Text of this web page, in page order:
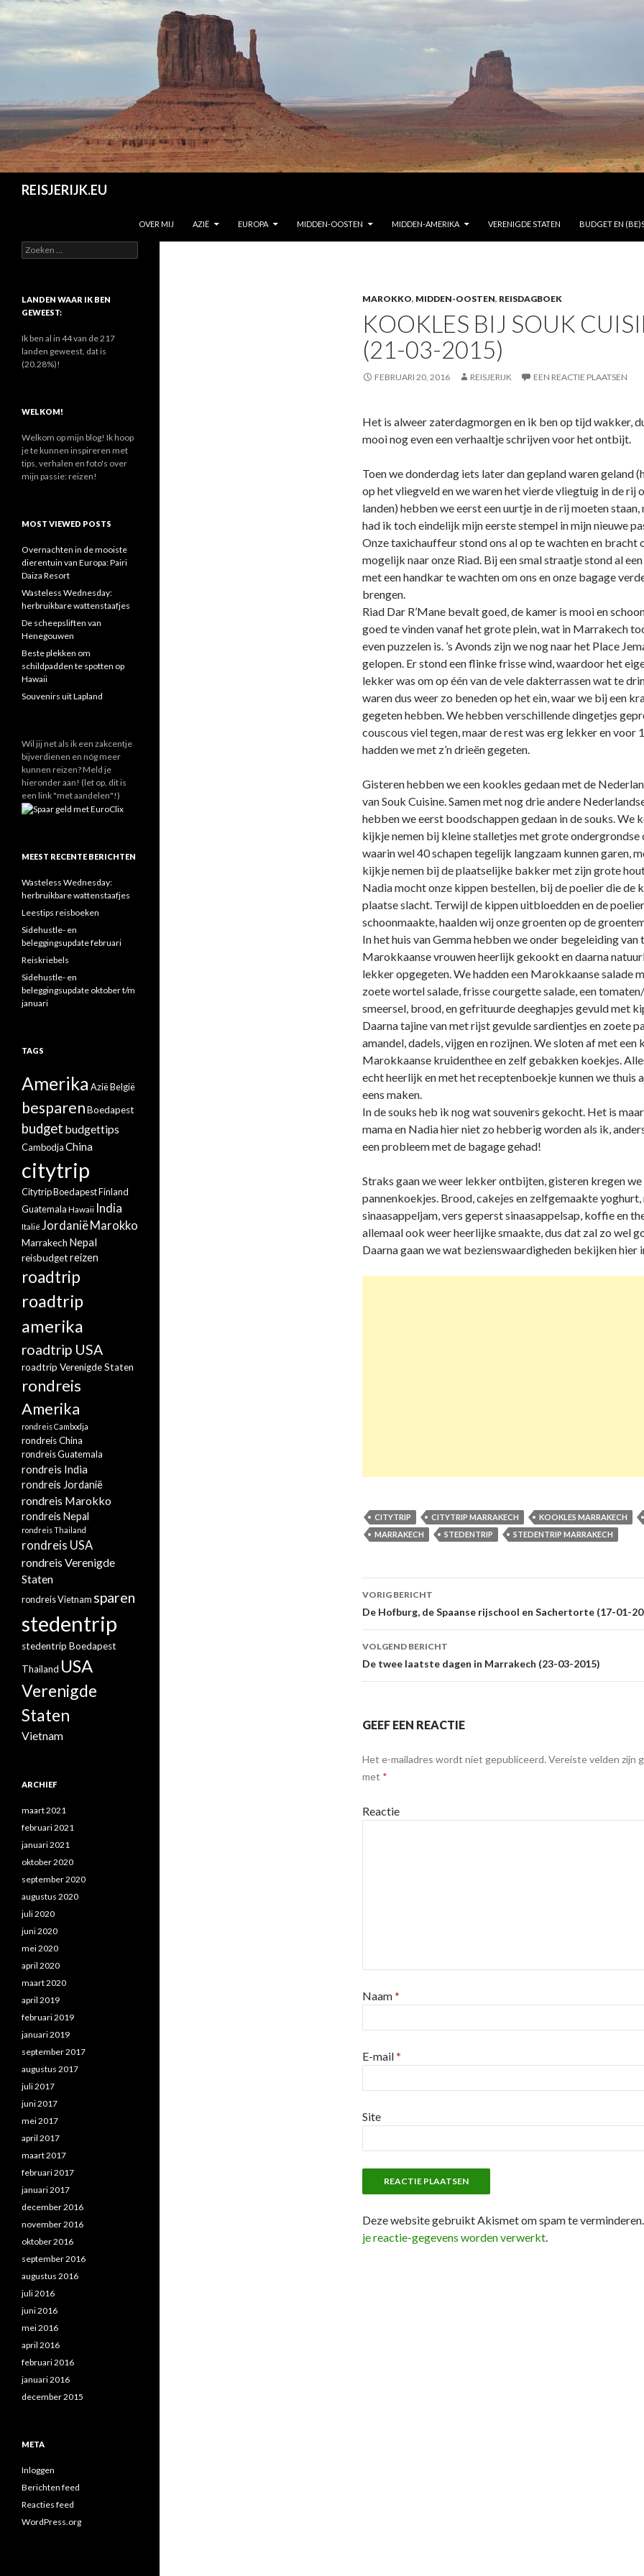
REISJERIJK.EU
OVER MIJ
AZIË EUROPA MIDDEN-OOSTEN MIDDEN-AMERIKA VERENIGDE STATEN BUDGET EN
MAROKKO, MIDDEN-OOSTEN, REISDAGBOEK
KOOKLES BIJ SOUK
(21-03-2015)
FEBRUARI 20, 2016 REISJERIJK EEN REACTIE PLAATSEN
Het is alweer zaterdagmorgen en ik ben op tijd wakker,
mooi nog even een verhaaltje schrijven voor het ontbijt.
Toen we donderdag iets later dan gepland waren geland
op het vliegveld en we waren het vierde vliegtuig in de rij
landen) hebben we eerst een uurtje in de rij moeten staan,
had ik toch eindelijk mijn eerste stempel in mijn nieuwe
Onze taxichauffeur stond ons al op te wachten en bracht
mogelijk naar onze Riad. Bij een smal straatje stond al
met een handkar te wachten om ons en onze bagage
brengen.
Riad Dar R’Mane bevalt goed, de kamer is mooi en
goed te vinden vanaf het grote plein, wat in Marrakech
even puzzelen is. ’s Avonds zijn we nog naar het Place
gelopen. Er stond een flinke frisse wind, waardoor het
lekker was om op één van de vele dakterrassen wat te
waren dus weer zo beneden op het ein, waar we bij een
gegeten hebben. We hebben verschillende dingetjes
couscous viel tegen, maar de rest was erg lekker en voor
hadden we met z’n drieën gegeten.
Gisteren hebben we een kookles gedaan met de
van Souk Cuisine. Samen met nog drie andere
hebben we eerst boodschappen gedaan in de souks. We
kijkje nemen bij kleine stalletjes met grote ondergrondse
waarin wel 40 schapen tegelijk langzaam kunnen garen,
kijkje nemen bij de plaatselijke bakker met zijn grote
Nadia mocht onze kippen bestellen, bij de poelier die de
plaatse slacht. Terwijl de kippen uitbloedden en de
schoonmaakte, haalden wij onze groenten op de
In het huis van Gemma hebben we onder begeleiding van
Marokkaanse vrouwen heerlijk gekookt en daarna
lekker opgegeten. We hadden een Marokkaanse salade
zoete wortel salade, frisse courgette salade, een
smeersel, brood, en gefrituurde deeghapjes gevuld met
Daarna tajine van met rijst gevulde sardientjes en zoete
amandel, dadels, vijgen en rozijnen. We sloten af met een
Marokkaanse kruidenthee en zelf gebakken koekjes.
echt heerlijk en met het receptenboekje kunnen we thuis
eens maken.
In de souks heb ik nog wat souvenirs gekocht. Het is
mama en Nadia hier niet zo hebberig worden als ik,
een probleem met de bagage gehad!
Straks gaan we weer lekker ontbijten, gisteren kregen
pannenkoekjes. Brood, cakejes en zelfgemaakte yoghurt,
sinaasappeljam, vers geperst sinaasappelsap, koffie en
allemaal ook weer heerlijke smaakte, dus dat zal zo wel
Daarna gaan we wat bezienswaardigheden bekijken hier
CITYTRIP CITYTRIP MARRAKECH KOOKLES MARRAKECH
MARRAKECH
STEDENTRIP STEDENTRIP MARRAKECH
Berichtnavigatie
VORIG BERICHT
De Hofburg, de Spaanse rijschool en Sachertorte (17-01-
VOLGEND BERICHT
De twee laatste dagen in Marrakech (23-03-2015)
GEEF EEN REACTIE
Het e-mailadres wordt niet gepubliceerd. Vereiste velden zijn
met *
Reactie
Naam*
E-mail*
Site
Deze website gebruikt Akismet om spam te verminderen.
je reactie-gegevens worden verwerkt.
Z
o
e
n
a
a
r
LANDEN WAAR IK BEN
GEWEEST:
Ik ben al in 44 van de 217
landen geweest, dat is
(20.28%)!
WELKOM!
Welkom op mijn blog! Ik hoop
je te kunnen inspireren met
tips, verhalen en foto's over
mijn passie: reizen!
MOST VIEWED POSTS
Overnachten in de mooiste
dierentuin van Europa: Pairi
Daiza Resort
Wasteless Wednesday:
herbruikbare wattenstaafjes
De scheepsliften van
Henegouwen
Beste plekken om
schildpadden te spotten op
Hawaii
Souvenirs uit Lapland
Wil jij net als ik een zakcentje
bijverdienen en nóg meer
kunnen reizen? Meld je
hieronder aan! (let op, dit is
een link "met aandelen"!)
MEEST RECENTE BERICHTEN
Wasteless Wednesday:
herbruikbare wattenstaafjes
Leestips reisboeken
Sidehustle- en
beleggingsupdate februari
Reiskriebels
Sidehustle- en
beleggingsupdate oktober t/m
januari
TAGS
Amerika AziëBelgië
besparenBoedapest
budget budgettips
CambodjaChina
citytrip
Citytrip BoedapestFinland
Guatemala Hawaii India
Italië JordaniëMarokko
Marrakech Nepal
reisbudgetreizen
roadtrip
roadtrip
amerika
roadtrip USA
roadtrip Verenigde Staten
rondreis
Amerika
rondreis Cambodja
rondreis China
rondreis Guatemala
rondreis India
rondreis Jordanië
rondreis Marokko
rondreis Nepal
rondreis Thailand
rondreis USA
rondreis Verenigde
Staten
rondreis Vietnam sparen
stedentrip
stedentrip Boedapest
Thailand USA
Verenigde
Staten
Vietnam
ARCHIEF
maart 2021
februari 2021
januari 2021
oktober 2020
september 2020
augustus 2020
juli 2020
juni 2020
mei 2020
april 2020
maart 2020
april 2019
februari 2019
januari 2019
september 2017
augustus 2017
juli 2017
juni 2017
mei 2017
april 2017
maart 2017
februari 2017
januari 2017
december 2016
november 2016
oktober 2016
september 2016
augustus 2016
juli 2016
juni 2016
mei 2016
april 2016
februari 2016
januari 2016
december 2015
META
Inloggen
Berichten feed
Reacties feed
WordPress.org